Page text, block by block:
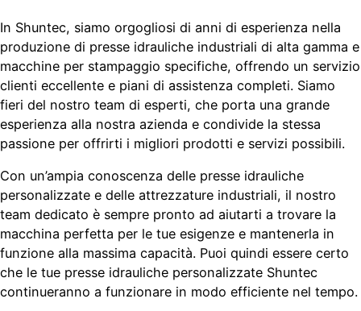
In Shuntec, siamo orgogliosi di anni di esperienza nella
produzione di presse idrauliche industriali di alta gamma e
macchine per stampaggio specifiche, offrendo un servizio
clienti eccellente e piani di assistenza completi. Siamo
fieri del nostro team di esperti, che porta una grande
esperienza alla nostra azienda e condivide la stessa
passione per offrirti i migliori prodotti e servizi possibili.
Con un’ampia conoscenza delle presse idrauliche
personalizzate e delle attrezzature industriali, il nostro
team dedicato è sempre pronto ad aiutarti a trovare la
macchina perfetta per le tue esigenze e mantenerla in
funzione alla massima capacità. Puoi quindi essere certo
che le tue presse idrauliche personalizzate Shuntec
continueranno a funzionare in modo efficiente nel tempo.